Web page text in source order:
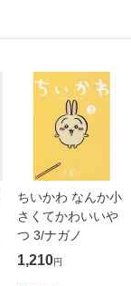
ちいかわ なんか小
さくてかわいいや
つ 3/ナガノ
1,210円